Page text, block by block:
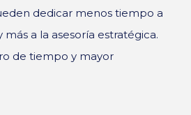
dedicar menos tiempo a
a la asesoría estratégica.
de tiempo y mayor